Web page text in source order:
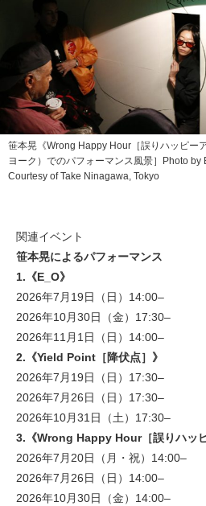
笹本晃《Wrong Happy Hour［誤りハッピー
ヨーク）でのパフォーマンス風景］Photo
Courtesy of Take Ninagawa, Tokyo
関連イベント
笹本晃によるパフォーマンス
1.《E_O》
2026年7月19日（日）14:00–
2026年10月30日（金）17:30–
2026年11月1日（日）14:00–
2.《Yield Point［降伏点］》
2026年7月19日（日）17:30–
2026年7月26日（日）17:30–
2026年10月31日（土）17:30–
3.《Wrong Happy Hour［誤りハッ
2026年7月20日（月・祝）14:00–
2026年7月26日（日）14:00–
2026年10月30日（金）14:00–